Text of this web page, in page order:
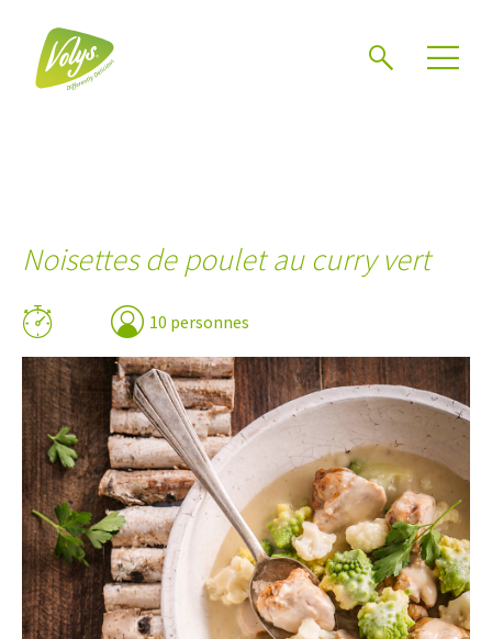
Noisettes de poulet au curry vert
10 personnes